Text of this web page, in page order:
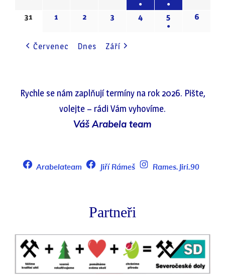
EVENT)
●
(1
EVENT)
●
(1
EVENT)
31 31.8.2026
1 1.9.2026
22.9.2026
3 3.9.2026
4 4.9.2026
5 5.9.2026
●
6
Červenec Dnes Září
Rychle se nám zaplňují termíny na rok 2026. Pište,
volejte – rádi Vám vyhovíme.
Váš Arabela team
Arabelateam Jiří Rámeš Rames.Jiri.90
Partneři